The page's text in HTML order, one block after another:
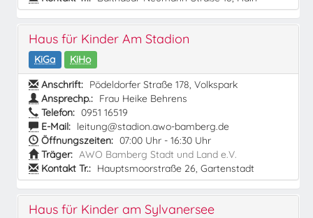
Haus für Kinder Am Stadion
KiGa
KiHo
Anschrift: Pödeldorfer Straße 178, Volkspark
Ansprechp.: Frau Heike Behrens
Telefon: 0951 16519
E-Mail: leitung@stadion.awo-bamberg.de
Öffnungszeiten: 07:00 Uhr - 16:30 Uhr
Träger: AWO Bamberg Stadt und Land e.V.
Kontakt Tr.: Hauptsmoorstraße 26, Gartenstadt
Haus für Kinder am Sylvanersee